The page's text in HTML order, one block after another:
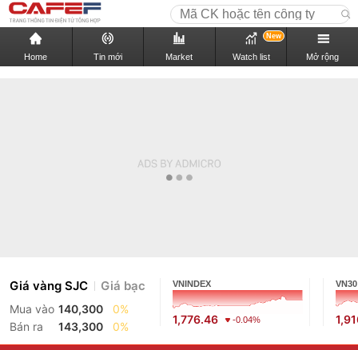
Home Tin mới Market Watch list
New
Mở rộng
Giá vàng SJC Giá bạc
Mua vào 140,300
0%
Bán ra
143,300 0%
VNINDEX
1,776.46 -0.04%
VN30